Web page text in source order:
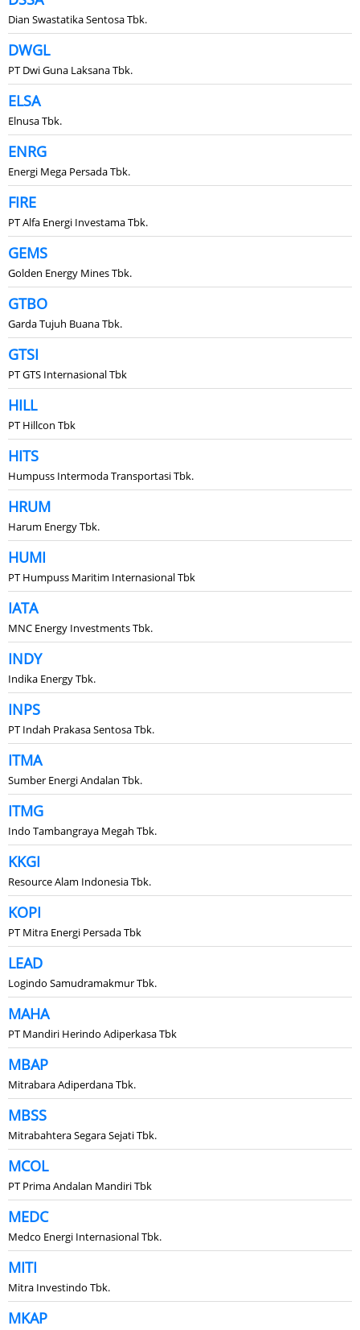
Dian Swastatika Sentosa Tbk.
DWGL
PT Dwi Guna Laksana Tbk.
ELSA
Elnusa Tbk.
ENRG
Energi Mega Persada Tbk.
FIRE
PT Alfa Energi Investama Tbk.
GEMS
Golden Energy Mines Tbk.
GTBO
Garda Tujuh Buana Tbk.
GTSI
PT GTS Internasional Tbk
HILL
PT Hillcon Tbk
HITS
Humpuss Intermoda Transportasi Tbk.
HRUM
Harum Energy Tbk.
HUMI
PT Humpuss Maritim Internasional Tbk
IATA
MNC Energy Investments Tbk.
INDY
Indika Energy Tbk.
INPS
PT Indah Prakasa Sentosa Tbk.
ITMA
Sumber Energi Andalan Tbk.
ITMG
Indo Tambangraya Megah Tbk.
KKGI
Resource Alam Indonesia Tbk.
KOPI
PT Mitra Energi Persada Tbk
LEAD
Logindo Samudramakmur Tbk.
MAHA
PT Mandiri Herindo Adiperkasa Tbk
MBAP
Mitrabara Adiperdana Tbk.
MBSS
Mitrabahtera Segara Sejati Tbk.
MCOL
PT Prima Andalan Mandiri Tbk
MEDC
Medco Energi Internasional Tbk.
MITI
Mitra Investindo Tbk.
MKAP